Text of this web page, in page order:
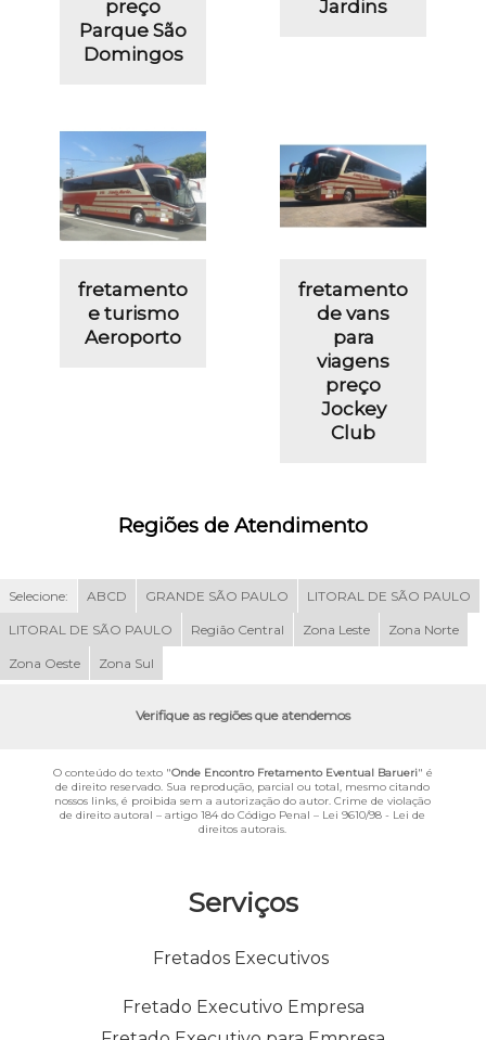
Serviços
Fretados Executivos
Fretado Executivo Empresa
preço
Parque São
Domingos
Jardins
fretamento
e turismo
Aeroporto
fretamento
de vans
para
viagens
preço
Jockey
Club
Regiões de Atendimento
Selecione: ABCD GRANDE SÃO PAULO LITORAL DE SÃO PAULO
LITORAL DE SÃO PAULO Região Central Zona Leste Zona Norte
Zona Oeste Zona Sul
Verifique as regiões que atendemos
O conteúdo do texto "Onde Encontro Fretamento Eventual Barueri" é
de direito reservado. Sua reprodução, parcial ou total, mesmo citando
nossos links, é proibida sem a autorização do autor. Crime de violação
de direito autoral – artigo 184 do Código Penal – Lei 9610/98 - Lei de
direitos autorais.